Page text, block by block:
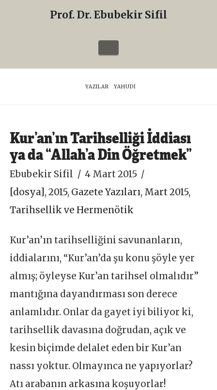
Sifil
Prof. Dr. Ebubekir Sifil
Navigation
HOME
YAZILAR YAHUDI
Kur’an’ın Tarihselliği İddiası
ya da “Allah’a Din Öğretmek”
Ebubekir Sifil
4 Mart 2015
[dosya] ,2015, Gazete Yazıları, Mart 2015,
Tarihsellik ve Hermenötik
Kur’an’ın tarihselliğini savunanların,
iddialarını, “Kur’an’da şu konu şöyle yer
almış; öyleyse Kur’an tarihsel olmalıdır”
mantığına dayandırması son derece
anlamlıdır. Onlar da gayet iyi biliyor ki,
tarihsellik davasına doğrudan, açık ve
kesin biçimde delalet eden bir Kur’an
nassı yoktur. Olmayınca ne yapıyorlar?
Atı arabanın arkasına koşuyorlar!